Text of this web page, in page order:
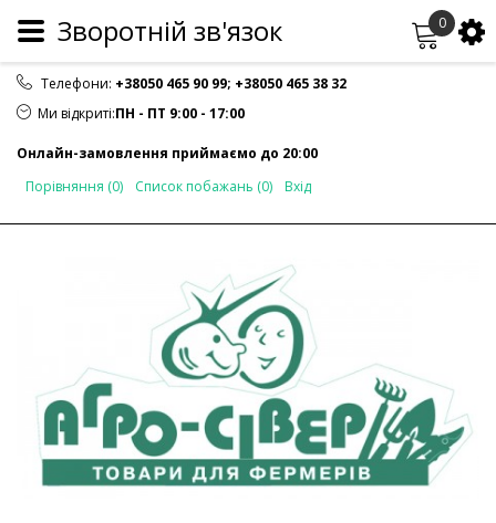
Телефони: +38050 465 90 99; +38050 465 38 32
Ми відкриті:ПН - ПТ 9:00 - 17:00
Онлайн-замовлення приймаємо до 20:00
Порівняння (0)
Список побажань (0) Вхід
0
Зворотній зв'язок